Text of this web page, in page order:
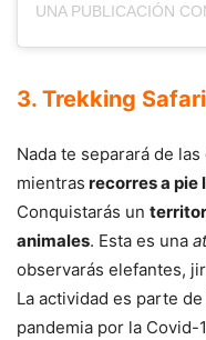
3. Trekking Safari
Nada te separará de
mientras recorres a pie
Conquistarás un
animales. Esta es una
observarás elefantes,
La actividad es parte
pandemia por la